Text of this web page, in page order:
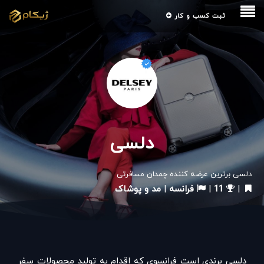
دلسی
دلسی برترین عرضه کننده چمدان مسافرتی
|
| فرانسه|مد و پوشاک
ثبت کسب و کار
دلسی برندی است فرانسوی که اقدام به تولید محصولات سفر